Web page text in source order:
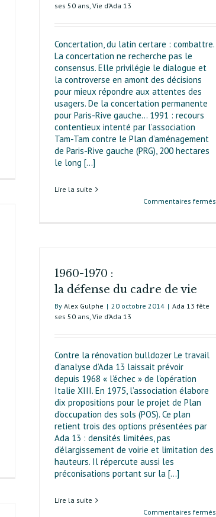
ses 50 ans Vie d’Ada 13
Concertation, du latin certare : combattre.
La concertation ne recherche pas le
consensus. Elle privilégie le dialogue et
la controverse en amont des décisions
pour mieux répondre aux attentes des
usagers. De la concertation permanente
pour Paris-Rive gauche… 1991 : recours
contentieux intenté par l’association
Tam-Tam contre le Plan d’aménagement
de Paris-Rive gauche (PRG), 200 hectares
le long [...]
Lire la suite
Commentaires fermés
1960-1970 :
la défense du cadre de vie
By Alex Gulphe | 20 octobre 2014 | Ada 13 fête
ses 50 ans Vie d’Ada 13
Contre la rénovation bulldozer Le travail
d’analyse d’Ada 13 laissait prévoir
depuis 1968 « l’échec » de l’opération
Italie XIII. En 1975, l’association élabore
dix propositions pour le projet de Plan
d’occu­pation des sols (POS). Ce plan
retient trois des options présentées par
Ada 13 : densités limitées, pas
d’élargissement de voirie et limitation des
hauteurs. Il répercute aussi les
préconisations portant sur la [...]
Lire la suite
Commentaires fermés